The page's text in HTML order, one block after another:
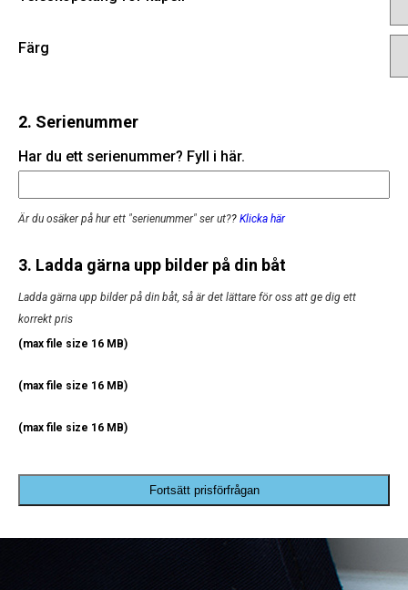
Färg
2. Serienummer
Har du ett serienummer? Fyll i här.
Är du osäker på hur ett "serienummer" ser ut?? Klicka här
3. Ladda gärna upp bilder på din båt
Ladda gärna upp bilder på din båt, så är det lättare för oss att ge dig ett
korrekt pris
(max file size 16 MB)
(max file size 16 MB)
(max file size 16 MB)
Fortsätt prisförfrågan